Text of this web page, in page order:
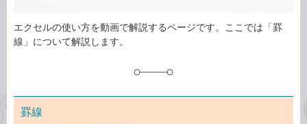
エクセルの使い方を動画で解説するページです。ここでは「罫
線」について解説します。
罫線